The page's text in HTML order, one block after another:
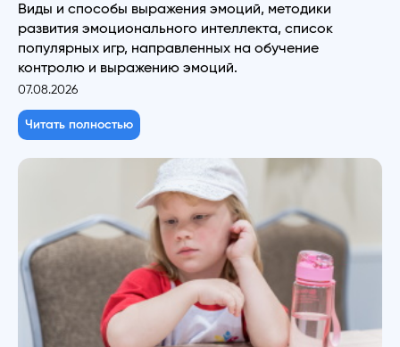
Виды и способы выражения эмоций, методики
развития эмоционального интеллекта, список
популярных игр, направленных на обучение
контролю и выражению эмоций.
07.08.2026
Читать полностью